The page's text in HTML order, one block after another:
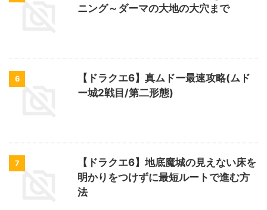
ニング～ダーマの大地の大穴まで
6
【ドラクエ6】真ムドー最速攻略(ムド
ー城2戦目/第二形態)
7
【ドラクエ6】地底魔城の見えない床を
明かりをつけずに最短ルートで進む方
法